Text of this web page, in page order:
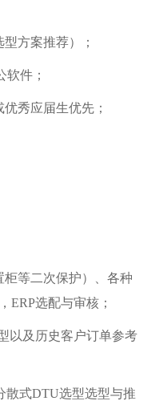
方案推荐）；
软件；
秀应届生优先；
等二次保护）、各种
ERP选配与审核；
以及历史客户订单参考
散式DTU选型选型与推